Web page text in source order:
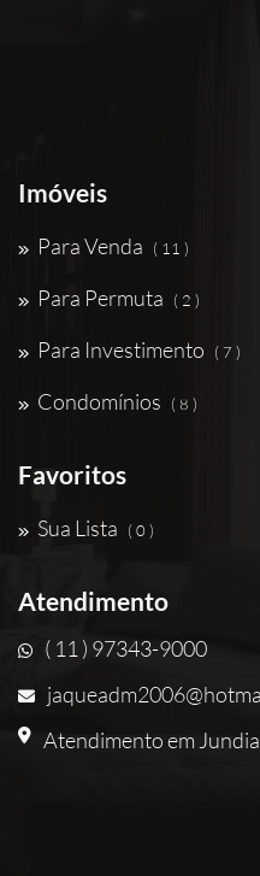
Imóveis
Para Venda ( 11 )
Para Permuta ( 2 )
Para Investimento ( 7 )
Condomínios ( 8 )
Favoritos
Sua Lista ( 0 )
Atendimento
( 11 ) 97343-9000
Atendimento em